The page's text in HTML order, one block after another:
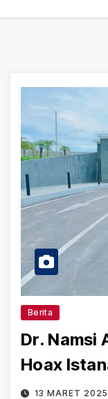
Berita
Dr. Namsi
Hoax
13 MARET 2025